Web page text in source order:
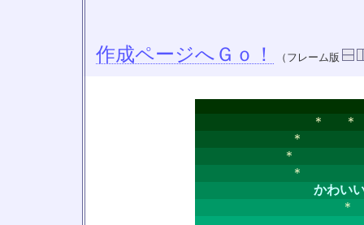
作成ページへＧｏ！ （フレーム版
＊
＊
＊
かわい